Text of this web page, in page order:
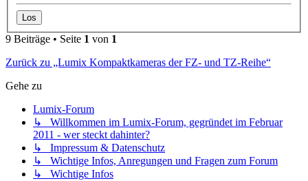
9 Beiträge • Seite 1 von 1
Zurück zu „Lumix Kompaktkameras der FZ- und TZ-Reihe“
Gehe zu
Lumix-Forum
↳ Willkommen im Lumix-Forum, gegründet im Februar
2011 - wer steckt dahinter?
↳ Impressum & Datenschutz
↳ Wichtige Infos, Anregungen und Fragen zum Forum
↳ Wichtige Infos